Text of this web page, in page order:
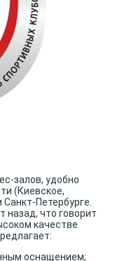
залов, удобно
(Киевское,
Петербурге.
назад, что говорит
качестве
оснащением;